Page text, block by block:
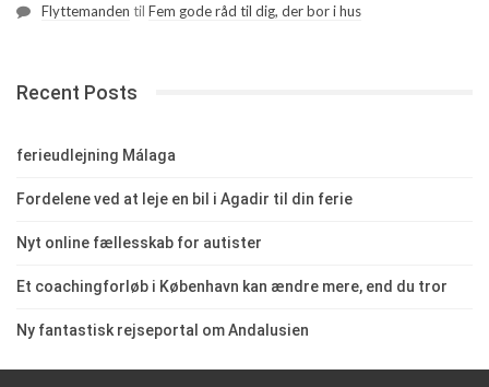
Flyttemanden til Fem gode råd til dig, der bor i hus
Recent Posts
ferieudlejning Málaga
Fordelene ved at leje en bil i Agadir til din ferie
Nyt online fællesskab for autister
Et coachingforløb i København kan ændre mere, end du tror
Ny fantastisk rejseportal om Andalusien